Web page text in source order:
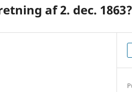
af 2. dec. 1863?